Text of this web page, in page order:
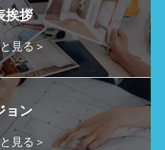
挨拶
見る＞
ョン
見る＞